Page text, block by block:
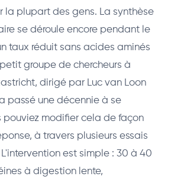
la plupart des gens. La synthèse
se déroule encore pendant le
taux réduit sans acides aminés
groupe de chercheurs à
dirigé par Luc van Loon
passé une décennie à se
pouviez modifier cela de façon
à travers plusieurs essais
est simple : 30 à 40
à digestion lente,